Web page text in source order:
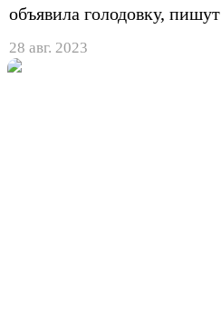
объявила голодовку,
28 авг. 2023